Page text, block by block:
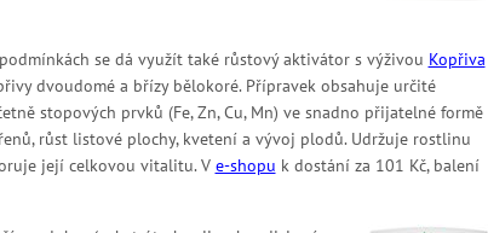
se dá využít také růstový aktivátor s výživou Kopřiva
dvoudomé a břízy bělokoré. Přípravek obsahuje určité
stopových prvků (Fe, Zn, Cu, Mn) ve snadno přijatelné formě
růst listové plochy, kvetení a vývoj plodů. Udržuje rostlinu
její celkovou vitalitu. V e-shopu k dostání za 101 Kč, balení